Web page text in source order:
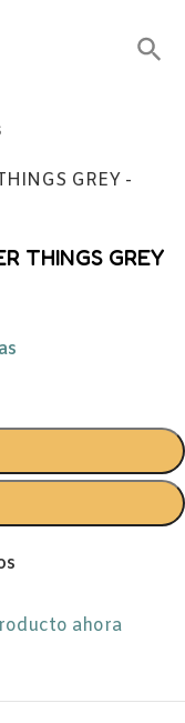
THINGS GREY
ahora